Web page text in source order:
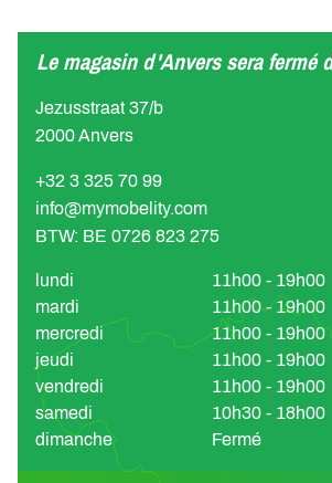
Le magasin d'Anvers sera fermé
Jezusstraat 37/b
2000 Anvers
+32 3 325 70 99
info@mymobelity.com
BTW: BE 0726 823 275
lundi
11h00 - 19h00
mardi
11h00 - 19h00
mercredi
11h00 - 19h00
jeudi
11h00 - 19h00
vendredi
11h00 - 19h00
samedi
10h30 - 18h00
dimanche
Fermé